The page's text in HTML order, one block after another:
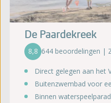
De Paardekreek
8,8 644 beoordelingen |
Direct gelegen aan het
Buitenzwembad voor
Binnen